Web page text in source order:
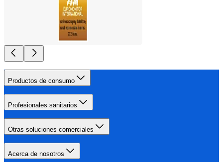
Productos de consumo
Profesionales sanitarios
Otras soluciones comerciales
Acerca de nosotros